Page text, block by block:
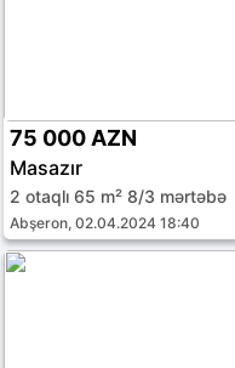
75 000 AZN
Masazır
2 otaqlı 65 m² 8/3 mərtəbə
Abşeron, 02.04.2024 18:40